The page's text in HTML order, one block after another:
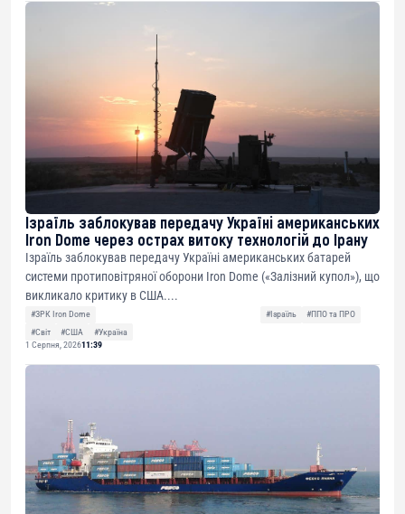
Ізраїль заблокував передачу Україні американських
Iron Dome через острах витоку технологій до Ірану
Ізраїль заблокував передачу Україні американських батарей
системи протиповітряної оборони Iron Dome («Залізний купол»), що
викликало критику в США....
#ЗРК Iron Dome #Ізраїль
#ППО та ПРО
#Світ
#США
#Україна
1 Серпня, 202611:39